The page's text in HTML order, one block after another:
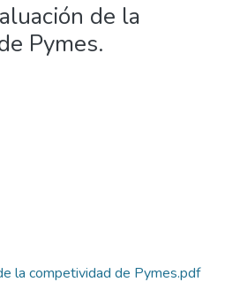
de la
Pymes.
la competividad de Pymes.pdf